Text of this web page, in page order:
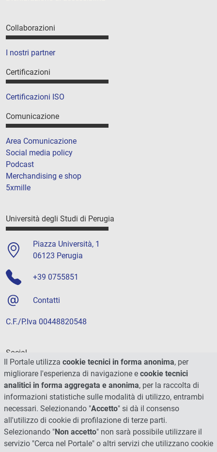
Collaborazioni
I nostri partner
Certificazioni
Certificazioni ISO
Comunicazione
Area Comunicazione
Social media policy
Podcast
Merchandising e shop
5xmille
Università degli Studi di Perugia
Piazza Università, 1
06123 Perugia
+39 0755851
Contatti
C.F./P.Iva 00448820548
Social
Il Portale utilizza cookie tecnici in forma anonima, per
migliorare l'esperienza di navigazione e cookie tecnici
analitici in forma aggregata e anonima, per la raccolta di
informazioni statistiche sulle modalità di utilizzo, entrambi
necessari. Selezionando "Accetto" si dà il consenso
all'utilizzo di cookie di profilazione di terze parti.
Selezionando "Non accetto" non sarà possibile utilizzare il
servizio "Cerca nel Portale" o altri servizi che utilizzano cookie